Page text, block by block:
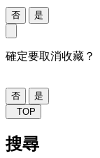
否 是
確定要取消收藏？
否
是
TOP
搜尋